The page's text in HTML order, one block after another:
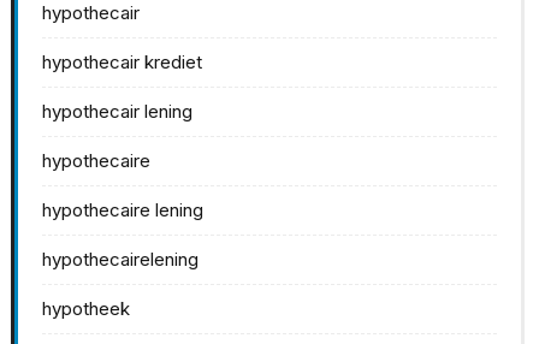
hypothecair
hypothecair krediet
hypothecair lening
hypothecaire
hypothecaire lening
hypothecairelening
hypotheek